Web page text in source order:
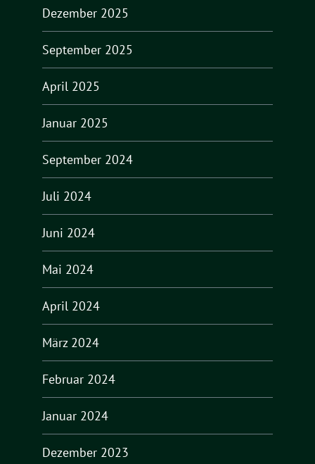
Dezember 2025
September 2025
April 2025
Januar 2025
September 2024
Juli 2024
Juni 2024
Mai 2024
April 2024
März 2024
Februar 2024
Januar 2024
Dezember 2023